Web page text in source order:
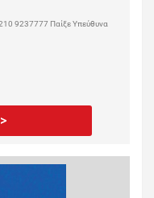
9237777 Παίξε Υπεύθυνα